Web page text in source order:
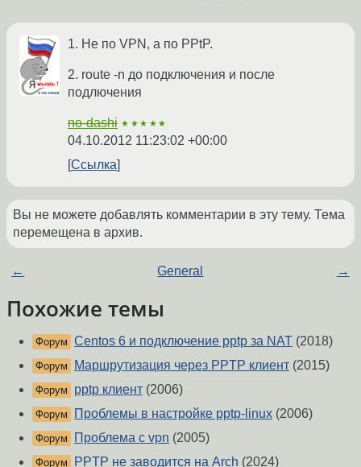
1. Не по VPN, а по PPtP.
2. route -n до подключения и после
подлючения
no-dashi ★★★★★
04.10.2012 11:23:02 +00:00
Ссылка
Вы не можете добавлять комментарии в эту тему. Тема
перемещена в архив.
← General →
Похожие темы
Форум Centos 6 и подключение pptp за NAT (2018)
Форум Маршрутизация через PPTP клиент (2015)
Форум pptp клиент (2006)
Форум Проблемы в настройке pptp-linux (2006)
Форум Проблема с vpn (2005)
Форум PPTP не заводится на Arch (2024)